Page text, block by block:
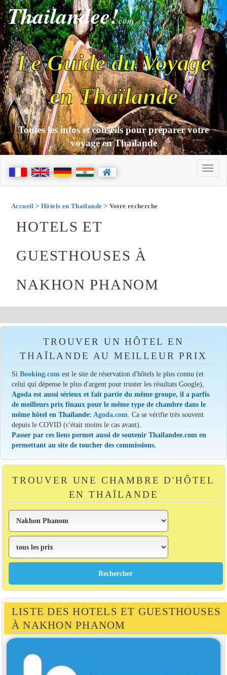
Thailandee!com
Le Guide du Voyage
en Thaïlande
Toutes les infos et conseils pour préparer votre
voyage en Thaïlande
Accueil > Hôtels en Thaïlande > Votre recherche
HOTELS ET
GUESTHOUSES À
NAKHON PHANOM
TROUVER UN HÔTEL EN
THAÏLANDE AU MEILLEUR PRIX
SiBooking.com est le site de réservation d'hôtels le plus connu (et
celui qui dépense le plus d'argent pour truster les résultats Google),
Agoda est aussi sérieux et fait partie du même groupe, il a parfis
de meilleurs prix finaux pour le même type de chambre dans le
même hôtel en Thaïlande:Agoda.com. Ca se vérifie très souvent
depuis le COVID (c'était moins le cas avant).
Passer par ces liens permet aussi de soutenir Thailandee.com en
permettant au site de toucher des commissions.
TROUVER UNE CHAMBRE D'HÔTEL
EN THAÏLANDE
LISTE DES HOTELS ET GUESTHOUSES
À NAKHON PHANOM